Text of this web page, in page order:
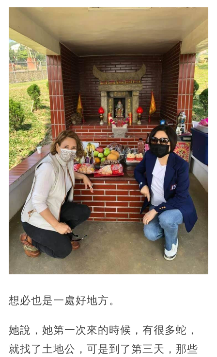
想必也是一處好地方。
她說，她第一次來的時候，有很多蛇，
就找了土地公，可是到了第三天，那些